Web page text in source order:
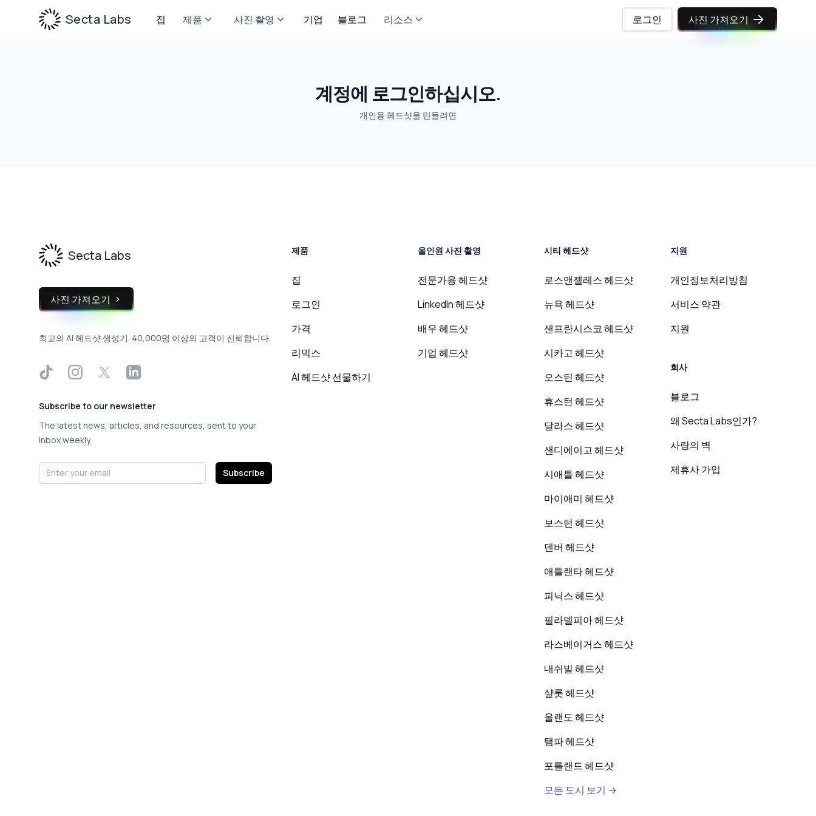
Secta Labs 집 제품 사진 촬영 기업 블로그 리소스 로그인 사진 가져오기
계정에 로그인하십시오.
개인용 헤드샷을 만들려면
Secta Labs
사진 가져오기
최고의 AI 헤드샷 생성기. 40,000명 이상의 고객이 신뢰합니다.
TikTokInstagram
X LinkedIn
Subscribe to our newsletter
The latest news, articles, and resources, sent to your
inbox weekly.
Email address Subscribe
제품
집
로그인
가격
리믹스
AI 헤드샷 선물하기
올인원 사진 촬영
전문가용 헤드샷
LinkedIn 헤드샷
배우 헤드샷
기업 헤드샷
시티 헤드샷
로스앤젤레스 헤드샷
뉴욕 헤드샷
샌프란시스코 헤드샷
시카고 헤드샷
오스틴 헤드샷
휴스턴 헤드샷
달라스 헤드샷
샌디에이고 헤드샷
시애틀 헤드샷
마이애미 헤드샷
보스턴 헤드샷
덴버 헤드샷
애틀랜타 헤드샷
피닉스 헤드샷
필라델피아 헤드샷
라스베이거스 헤드샷
내쉬빌 헤드샷
샬롯 헤드샷
올랜도 헤드샷
탬파 헤드샷
포틀랜드 헤드샷
모든 도시 보기 →
지원
개인정보처리방침
서비스 약관
지원
회사
블로그
왜 Secta Labs인가?
사랑의 벽
제휴사 가입